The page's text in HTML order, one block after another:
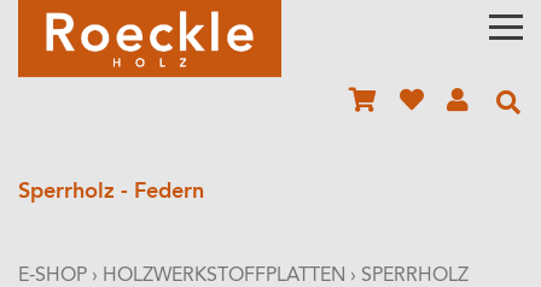
Sperrholz - Federn
E-SHOP › HOLZWERKSTOFFPLATTEN › SPERRHOLZ